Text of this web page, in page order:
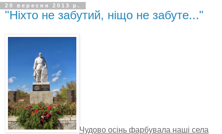
20 вересня 2013 р.
"Ніхто не забутий, ніщо не забуте..."
Чудово осінь фарбувала наші села